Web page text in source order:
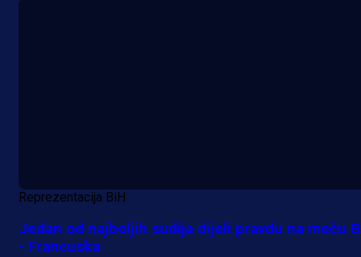
Reprezentacija BiH
Jedan od najboljih sudija dijeli pravdu na meču
- Francuska